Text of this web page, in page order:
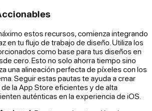
estos recursos, comienza integrando
en tu flujo de trabajo de diseño. Utiliza los
como base para tus diseños en
cero. Esto no solo ahorra tiempo sino
una alineación perfecta de píxeles con los
Seguir estas pautas te ayuda a crear
la App Store eficientes y de alta
auténticas en la experiencia de iOS.